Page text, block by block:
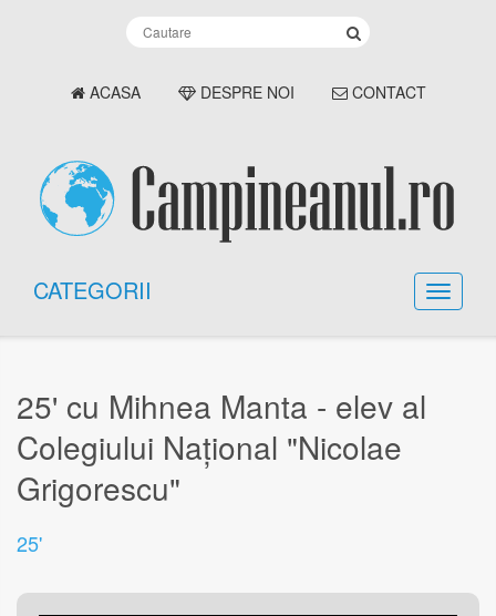
ACASA DESPRE NOI CONTACT
CATEGORII
25' cu Mihnea Manta - elev al
Colegiului Național "Nicolae
Grigorescu"
25'